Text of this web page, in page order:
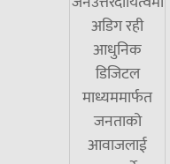
अडिग रही
आधुनिक
डिजिटल
माध्यममार्फत
जनताको
आवाजलाई